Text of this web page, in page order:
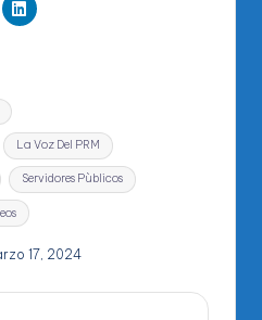
La Voz Del PRM
Servidores Pùblicos
17, 2024